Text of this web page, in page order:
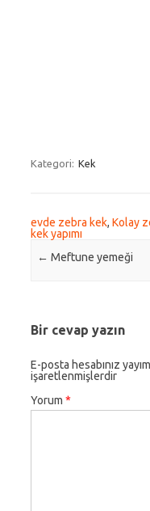
Kategori: Kek
evde zebra kek, Kolay
kek yapımı
Post navigation
← Meftune yemeği
Bir cevap yazın
E-posta hesabınız
işaretlenmişlerdir
Yorum *